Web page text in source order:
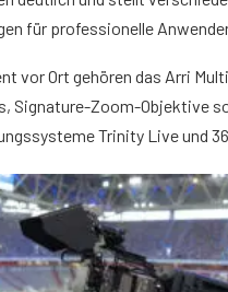
für professionelle
vor Ort gehören das Arri
Signature-Zoom-Objektive
Trinity Live und